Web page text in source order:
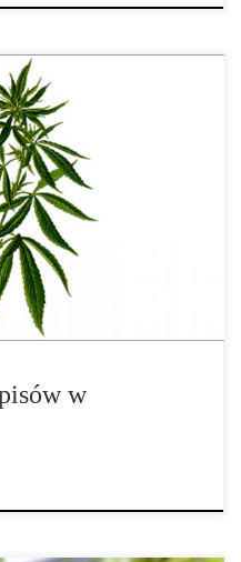
przepisy dotyczące
Istniejące koncesje
pozostaną w mocy przez
w Nevadzie zagłosowała
dotyczących sytuacji
w